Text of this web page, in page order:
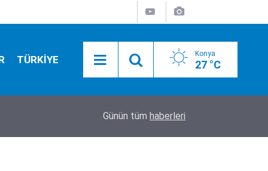
TÜRKİYE Konya
27 °C
Arsenal'de Bruno Guimaraes mutluluğu
Günün tüm haberleri